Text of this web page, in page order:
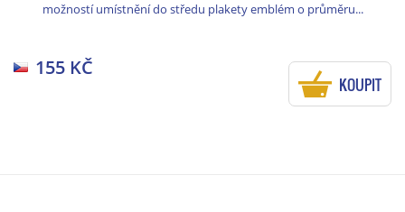
možností umístnění do středu plakety emblém o průměru...
155 KČ
KOUPIT